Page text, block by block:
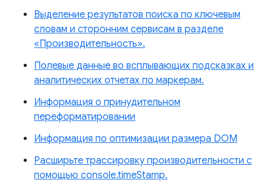
Выделение результатов поиска по ключевым
словам и сторонним сервисам в разделе
«Производительность».
Полевые данные во всплывающих подсказках и
аналитических отчетах по маркерам.
Информация о принудительном
переформатировании
Информация по оптимизации размера DOM
Расширьте трассировку производительности с
помощью console.timeStamp.